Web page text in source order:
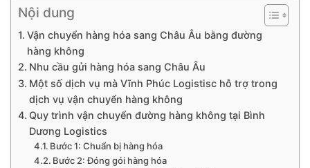
Nội dung
Vận chuyển hàng hóa sang Châu Âu bằng đường
hàng không
Nhu cầu gửi hàng hóa sang Châu Âu
Một số dịch vụ mà Vĩnh Phúc Logistisc hỗ trợ trong
dịch vụ vận chuyển hàng không
Quy trình vận chuyển đường hàng không tại Bình
Dương Logistics
Bước 1: Chuẩn bị hàng hóa
Bước 2: Đóng gói hàng hóa